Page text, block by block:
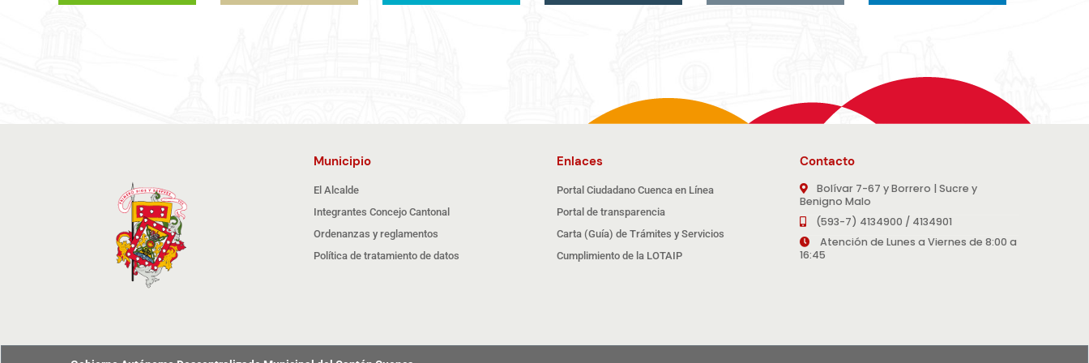
Municipio
El Alcalde
Integrantes Concejo Cantonal
Ordenanzas y reglamentos
Política de tratamiento de datos
Enlaces
Portal Ciudadano Cuenca en Línea
Portal de transparencia
Carta (Guía) de Trámites y Servicios
Cumplimiento de la LOTAIP
Contacto
Bolívar 7-67 y Borrero | Sucre y
Benigno Malo
(593-7) 4134900 / 4134901
Atención de Lunes a Viernes de 8:00 a
16:45